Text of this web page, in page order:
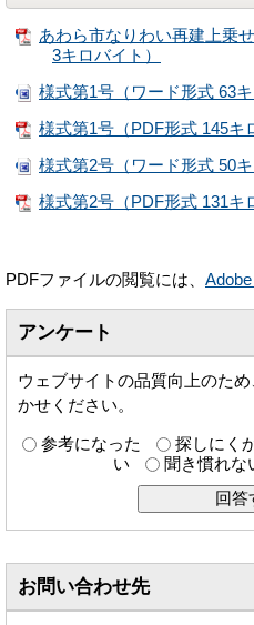
あわら市なりわい再建上乗
3キロバイト）
様式第1号（ワード形式 63キ
様式第1号（PDF形式 145キ
様式第2号（ワード形式 50キ
様式第2号（PDF形式 131キ
PDFファイルの閲覧には、
アンケート
ウェブサイトの品質向上のた
かせください。
参考になった 探しにく
い
聞き慣れな
お問い合わせ先